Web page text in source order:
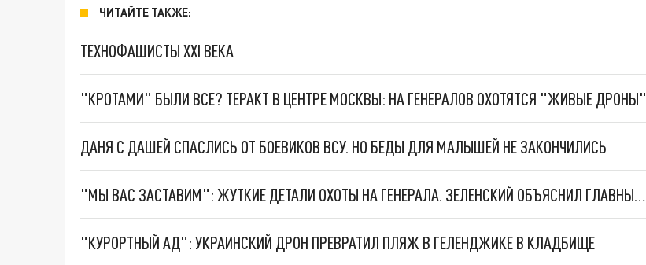
ЧИТАЙТЕ ТАКЖЕ:
ТЕХНОФАШИСТЫ XXI ВЕКА
"КРОТАМИ" БЫЛИ ВСЕ? ТЕРАКТ В ЦЕНТРЕ МОСКВЫ: НА ГЕНЕРАЛОВ ОХОТЯТСЯ "ЖИВЫЕ ДРОНЫ"
ДАНЯ С ДАШЕЙ СПАСЛИСЬ ОТ БОЕВИКОВ ВСУ. НО БЕДЫ ДЛЯ МАЛЫШЕЙ НЕ ЗАКОНЧИЛИСЬ
"МЫ ВАС ЗАСТАВИМ": ЖУТКИЕ ДЕТАЛИ ОХОТЫ НА ГЕНЕРАЛА. ЗЕЛЕНСКИЙ ОБЪЯСНИЛ ГЛАВНЫЙ СМЫСЛ ТЕРАКТА В ЦЕНТРЕ МОСКВЫ
"КУРОРТНЫЙ АД": УКРАИНСКИЙ ДРОН ПРЕВРАТИЛ ПЛЯЖ В ГЕЛЕНДЖИКЕ В КЛАДБИЩЕ